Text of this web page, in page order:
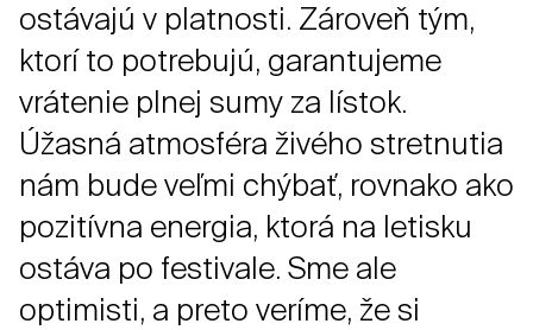
ostávajú v platnosti. Zároveň tým,
ktorí to potrebujú, garantujeme
vrátenie plnej sumy za lístok.
Úžasná atmosféra živého stretnutia
nám bude veľmi chýbať, rovnako ako
pozitívna energia, ktorá na letisku
ostáva po festivale. Sme ale
optimisti, a preto veríme, že si